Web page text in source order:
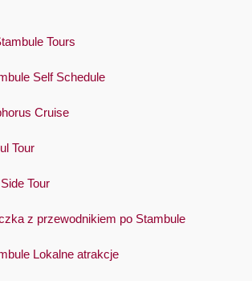
Tours
Self Schedule
Cruise
Tour
Tour
z przewodnikiem po Stambule
Lokalne atrakcje